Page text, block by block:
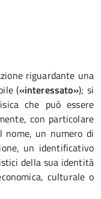
riguardante una
(«interessato»); si
che può essere
con particolare
un numero di
un identificativo
della sua identità
culturale o